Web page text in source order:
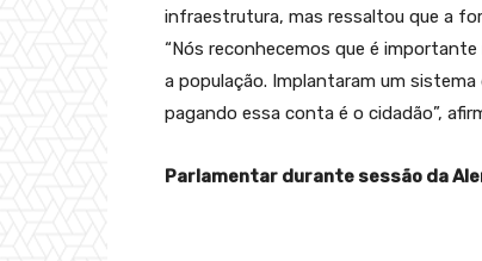
infraestrutura, mas ressaltou que a
“Nós reconhecemos que é
a população. Implantaram um
pagando essa conta é o cidadão”,
Parlamentar durante sessão da